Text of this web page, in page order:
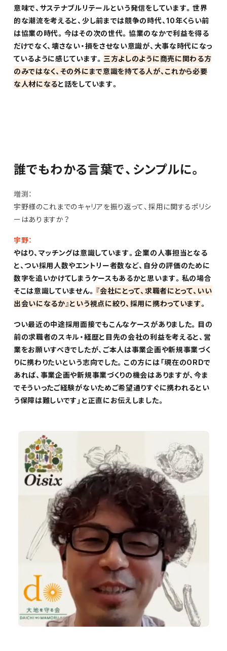
意味で、サステナブルリテールという発信をしています。世界
的な潮流を考えると、少し前までは競争の時代、10年くらい前
は協業の時代。今はその次の世代。協業のなかで利益を得る
だけでなく、壊さない・損をさせない意識が、大事な時代になっ
ているように感じています。 三方よしのように商売に関わる方
のみではなく、その外にまで意識を持てる人が、これから必要
な人材になると話をしています。
誰でもわかる言葉で、シンプルに。
増渕：
宇野様のこれまでのキャリアを振り返って、採用に関するポリシ
ーはありますか？
宇野：
やはり、マッチングは意識しています。企業の人事担当となる
と、つい採用人数やエントリー者数など、自分の評価のために
数字を追いかけてしまうケースもあるかと思います。私の場合
そこは意識していません。 『会社にとって、求職者にとって、いい
出会いになるか』という視点に絞り、採用に携わっています。
つい最近の中途採用面接でもこんなケースがありました。目の
前の求職者のスキル・経歴と目先の会社の利益を考えると、営
業をお願いすべきでしたが、ご本人は事業企画や新規事業づく
りに携わりたいという志向でした。この方には「現在のORDで
あれば、事業企画や新規事業づくりの機会はありますが、今ま
でそういったご経験がないためご希望通りすぐに携われるとい
う保障は難しいです」と正直にお伝えしました。